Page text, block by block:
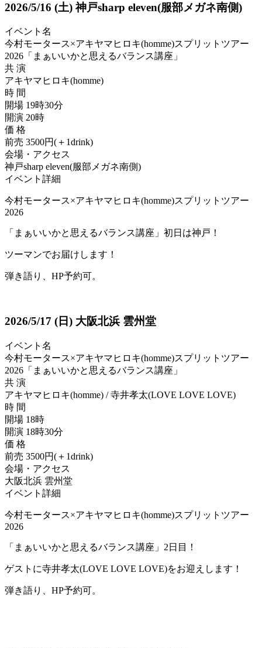
2026/5/16 (土)神戸sharp eleven(服部メガネ南側)
イベント名
今村モータース×アキヤマヒロキ(homme)スプリットツアー
2026「まぁいいかと思えるバランス講座」
共 演
アキヤマヒロキ(homme)
時 間
開場 19時30分
開演 20時
価 格
前売 3500円(＋1drink)
会場・アクセス
神戸sharp eleven(服部メガネ南側)
イベント詳細
今村モータース×アキヤマヒロキ(homme)スプリットツアー
2026
「まぁいいかと思えるバランス講座」初日は神戸！
ツーマンでお届けします！
弾き語り、HP予約可。
2026/5/17 (日) 大阪北浜 雲州堂
イベント名
今村モータース×アキヤマヒロキ(homme)スプリットツアー
2026「まぁいいかと思えるバランス講座」
共 演
アキヤマヒロキ(homme) / 寺井孝太(LOVE LOVE LOVE)
時 間
開場 18時
開演 18時30分
価 格
前売 3500円(＋1drink)
会場・アクセス
大阪北浜 雲州堂
イベント詳細
今村モータース×アキヤマヒロキ(homme)スプリットツアー
2026
「まぁいいかと思えるバランス講座」2日目！
ゲストに寺井孝太(LOVE LOVE LOVE)をお迎えします！
弾き語り、HP予約可。